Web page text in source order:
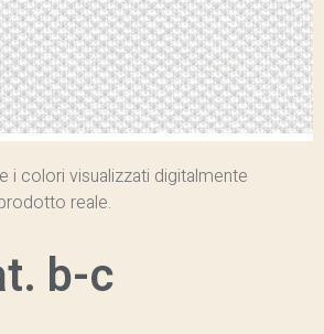
i colori visualizzati digitalmente
reale.
b-c